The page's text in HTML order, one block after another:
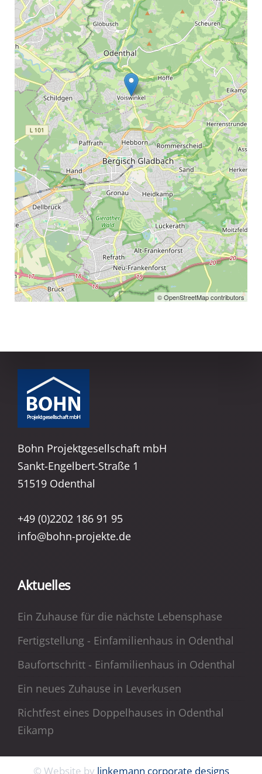
© OpenStreetMap contributors
Bohn Projektgesellschaft mbH
Sankt-Engelbert-Straße 1
51519 Odenthal
+49 (0)2202 186 91 95
info@bohn-projekte.de
Aktuelles
Ein Zuhause für die nächste Lebensphase
Fertigstellung - Einfamilienhaus in Odenthal
Baufortschritt - Einfamilienhaus in Odenthal
Ein neues Zuhause in Leverkusen
Richtfest eines Doppelhauses in Odenthal
Eikamp
© Website by linkemann corporate designs